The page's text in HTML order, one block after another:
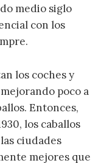
medio siglo
con los
los coches y
poco a
Entonces,
los caballos
ciudades
mejores que